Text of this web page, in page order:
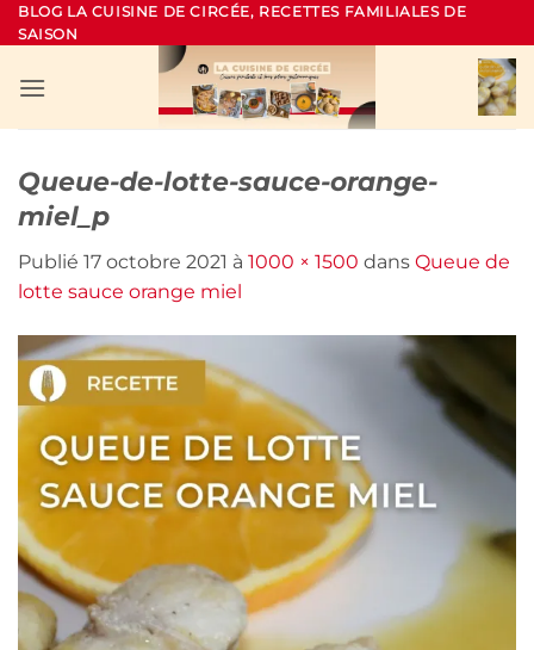
Passer
au
BLOG LA CUISINE DE CIRCÉE, RECETTES FAMILIALES DE
SAISON
Queue-de-lotte-sauce-orange-
miel_p
Publié 17 octobre 2021 à 1000 × 1500 dans Queue de
lotte sauce orange miel